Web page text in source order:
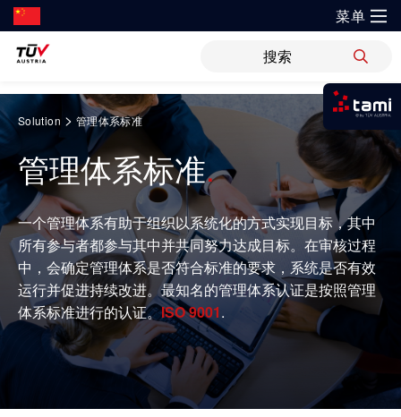
Springe
zum
Inhalt
登录tami
登录tami
菜单
新闻 职位 WiPreis 证书验证 举报平台
解决方案
解决方案
审核 & 认证
检测 & 检验
培训
指导
领域
运输 & 交通
领域
运输 & 交通
银行 & 保险
能源
健康 & 医疗
科学 & 研究
运动 & 健身
网络安全
工业
研发与创新
研究重点
开放创新
技术前瞻
创新平台
关于TÜV奥地利
关于TÜV奥地利中国
健康、安全与环境（HSE）政策
联系我们
Solution > 管理体系标准
管理体系标准
一个管理体系有助于组织以系统化的方式实现目标，其中
所有参与者都参与其中并共同努力达成目标。在审核过程
中，会确定管理体系是否符合标准的要求，系统是否有效
运行并促进持续改进。最知名的管理体系认证是按照管理
体系标准进行的认证。ISO 9001.
我是tami
登录tami
登录tami
首次使用？很高兴为您提供指引。
证书验证